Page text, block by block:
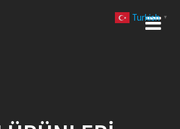
Turkish ▼